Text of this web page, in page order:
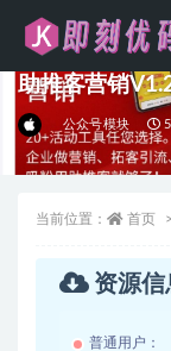
助推客营销
公众号模块
当前位置： 首页
资源信
普通用户：